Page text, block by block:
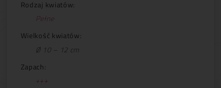
Rodzaj kwiatów:
Pełne
Wielkość kwiatów:
Ø 10 – 12 cm
Zapach:
+++